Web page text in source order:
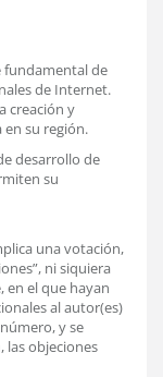
fundamental de
de Internet.
creación y
en su región.
desarrollo de
su
una votación,
ni siquiera
en el que hayan
al autor(es)
y se
las objeciones